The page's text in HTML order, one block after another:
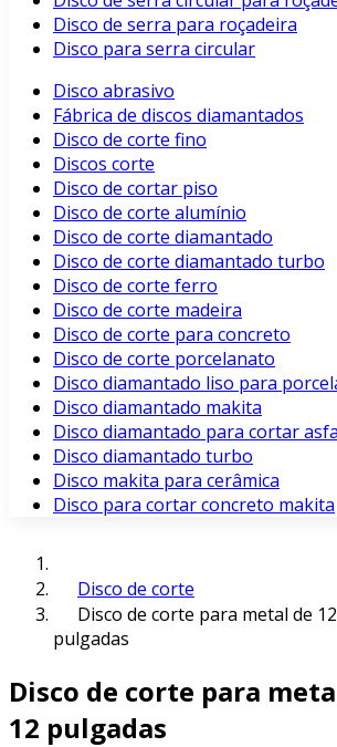
Disco de serra para roçadeira
Disco para serra circular
Disco abrasivo
Fábrica de discos diamantados
Disco de corte fino
Discos corte
Disco de cortar piso
Disco de corte alumínio
Disco de corte diamantado
Disco de corte diamantado turbo
Disco de corte ferro
Disco de corte madeira
Disco de corte para concreto
Disco de corte porcelanato
Disco diamantado liso para
Disco diamantado makita
Disco diamantado para cortar
Disco diamantado turbo
Disco makita para cerâmica
Disco para cortar concreto makita
Disco de corte
Disco de corte para metal de 12
pulgadas
Disco de corte para
12 pulgadas